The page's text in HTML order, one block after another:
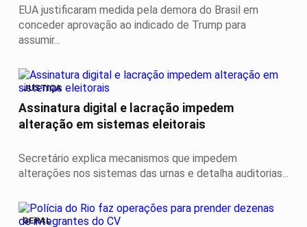
EUA justificaram medida pela demora do Brasil em
conceder aprovação ao indicado de Trump para
assumir...
JUSTIÇA
Assinatura digital e lacração impedem
alteração em sistemas eleitorais
Secretário explica mecanismos que impedem
alterações nos sistemas das urnas e detalha auditorias...
GERAL